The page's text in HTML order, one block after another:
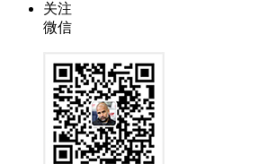
关注
微信